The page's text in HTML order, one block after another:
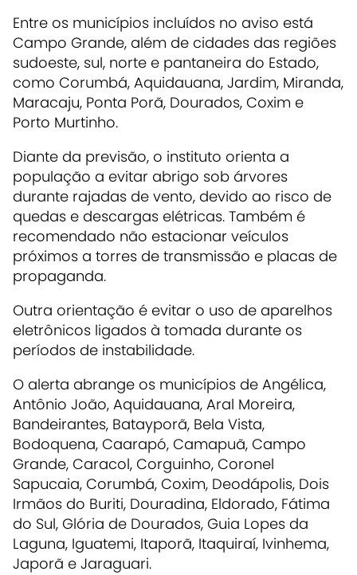
Entre os municípios incluídos no aviso está
Campo Grande, além de cidades das regiões
sudoeste, sul, norte e pantaneira do Estado,
como Corumbá, Aquidauana, Jardim, Miranda,
Maracaju, Ponta Porã, Dourados, Coxim e
Porto Murtinho.
Diante da previsão, o instituto orienta a
população a evitar abrigo sob árvores
durante rajadas de vento, devido ao risco de
quedas e descargas elétricas. Também é
recomendado não estacionar veículos
próximos a torres de transmissão e placas de
propaganda.
Outra orientação é evitar o uso de aparelhos
eletrônicos ligados à tomada durante os
períodos de instabilidade.
O alerta abrange os municípios de Angélica,
Antônio João, Aquidauana, Aral Moreira,
Bandeirantes, Batayporã, Bela Vista,
Bodoquena, Caarapó, Camapuã, Campo
Grande, Caracol, Corguinho, Coronel
Sapucaia, Corumbá, Coxim, Deodápolis, Dois
Irmãos do Buriti, Douradina, Eldorado, Fátima
do Sul, Glória de Dourados, Guia Lopes da
Laguna, Iguatemi, Itaporã, Itaquiraí, Ivinhema,
Japorã e Jaraguari.